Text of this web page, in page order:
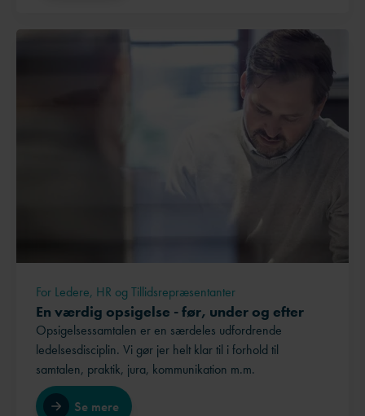
For Ledere, HR og Tillidsrepræsentanter
En værdig opsigelse - før, under og efter
Opsigelsessamtalen er en særdeles udfordrende
ledelsesdisciplin. Vi gør jer helt klar til i forhold til
samtalen, praktik, jura, kommunikation m.m.
Se mere